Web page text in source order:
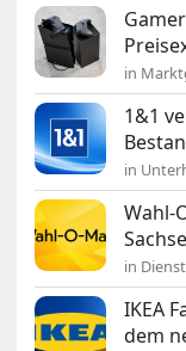
in
1&1
in
Wahl-
in
IKEA
dem